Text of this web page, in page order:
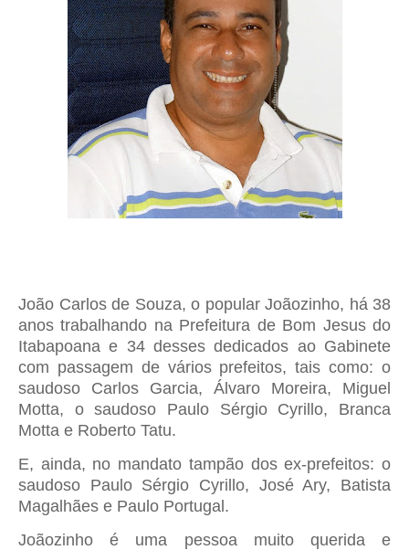
João Carlos de Souza, o popular Joãozinho, há 38
anos trabalhando na Prefeitura de Bom Jesus do
Itabapoana e 34 desses dedicados ao Gabinete
com passagem de vários prefeitos, tais como: o
saudoso Carlos Garcia, Álvaro Moreira, Miguel
Motta, o saudoso Paulo Sérgio Cyrillo, Branca
Motta e Roberto Tatu.
E, ainda, no mandato tampão dos ex-prefeitos: o
saudoso Paulo Sérgio Cyrillo, José Ary, Batista
Magalhães e Paulo Portugal.
Joãozinho é uma pessoa muito querida e